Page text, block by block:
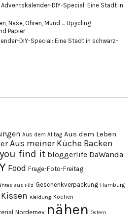
Adventskalender-DIY-Special: Eine Stadt in
Nase, Ohren, Mund … Upycling-
Papier
DIY-Special: Eine Stadt in schwarz-
Aus dem Alltag Aus dem Leben
Aus meiner Küche Backen
find it bloggerlife DaWanda
Food Frage-Foto-Freitag
aus Filz Geschenkverpackung Hamburg
Kissen Kleidung Kochen
Norderney nähen